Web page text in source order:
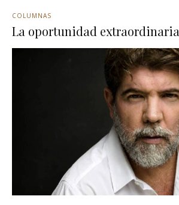
COLUMNAS
La oportunidad extraordinaria